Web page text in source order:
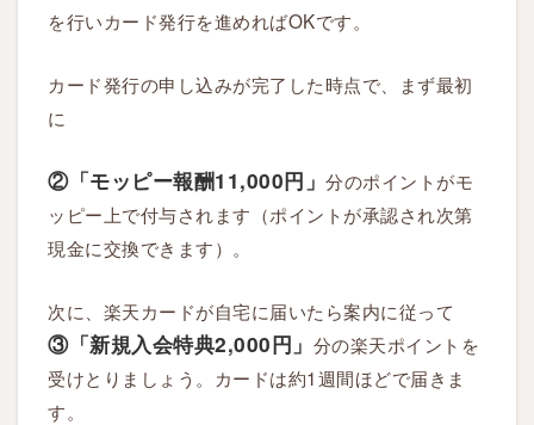
を行いカード発行を進めればOKです。
カード発行の申し込みが完了した時点で、まず最初
に
②「モッピー報酬11,000円」 分のポイントがモ
ッピー上で付与されます（ポイントが承認され次第
現金に交換できます）。
次に、楽天カードが自宅に届いたら案内に従って
③「新規入会特典2,000円」 分の楽天ポイントを
受けとりましょう。カードは約1週間ほどで届きま
す。